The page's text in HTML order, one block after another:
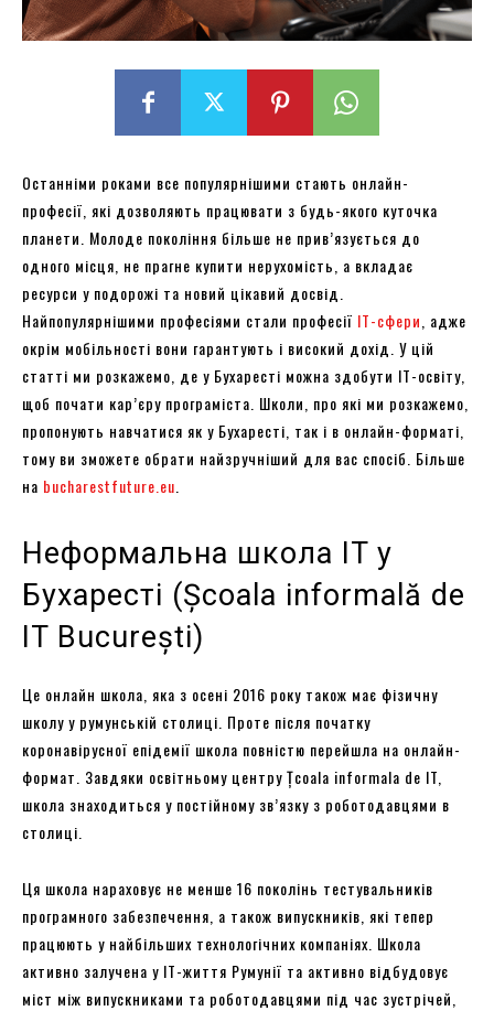
Останніми роками все популярнішими стають онлайн-
професії, які дозволяють працювати з будь-якого куточка
планети. Молоде покоління більше не прив’язується до
одного місця, не прагне купити нерухомість, а вкладає
ресурси у подорожі та новий цікавий досвід.
Найпопулярнішими професіями стали професії IT-сфери , адже
окрім мобільності вони гарантують і високий дохід. У цій
статті ми розкажемо, де у Бухаресті можна здобути IT-освіту,
щоб почати кар’єру програміста. Школи, про які ми розкажемо,
пропонують навчатися як у Бухаресті, так і в онлайн-форматі,
тому ви зможете обрати найзручніший для вас спосіб. Більше
на bucharestfuture.eu
Неформальна школа IT у
Бухаресті (Școala informală de
IT București)
Це онлайн школа, яка з осені 2016 року також має фізичну
школу у румунській столиці. Проте після початку
коронавірусної епідемії школа повністю перейшла на онлайн-
формат. Завдяки освітньому центру Țcoala informala de IT,
школа знаходиться у постійному зв’язку з роботодавцями в
столиці.
Ця школа нараховує не менше 16 поколінь тестувальників
програмного забезпечення, а також випускників, які тепер
працюють у найбільших технологічних компаніях. Школа
активно залучена у IT-життя Румунії та активно відбудовує
міст між випускниками та роботодавцями під час зустрічей,